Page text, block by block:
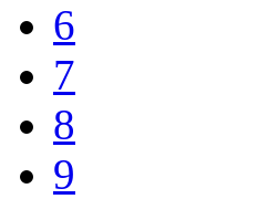
6
7
8
9